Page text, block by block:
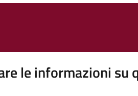
le informazioni su